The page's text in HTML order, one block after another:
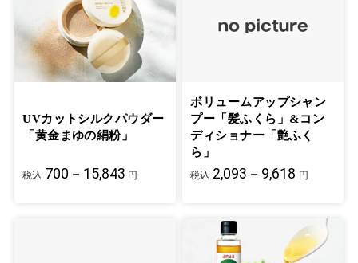
UVカットシルクパウダー
「黄金まゆの絹粉」
税込 700－15,843 円
ボリュームアップシャン
プー「髪ふくら」&コン
ディショナー「艶ふく
ら」
税込 2,093－9,618 円